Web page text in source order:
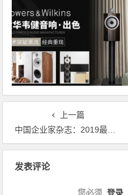
上一篇
中国企业家杂志：2019最具影响力的25位企业领袖（完整榜单排名）
发表评论
您必须 登录